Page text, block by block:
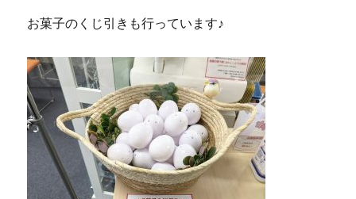
お菓子のくじ引きも行っています♪